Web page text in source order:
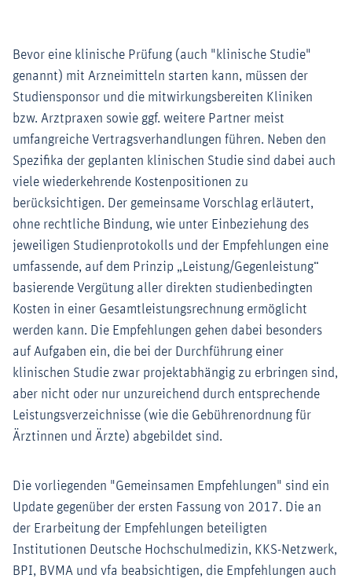
Bevor eine klinische Prüfung (auch "klinische Studie"
genannt) mit Arzneimitteln starten kann, müssen der
Studiensponsor und die mitwirkungsbereiten Kliniken
bzw. Arztpraxen sowie ggf. weitere Partner meist
umfangreiche Vertragsverhandlungen führen. Neben den
Spezifika der geplanten klinischen Studie sind dabei auch
viele wiederkehrende Kostenpositionen zu
berücksichtigen. Der gemeinsame Vorschlag erläutert,
ohne rechtliche Bindung, wie unter Einbeziehung des
jeweiligen Studienprotokolls und der Empfehlungen eine
umfassende, auf dem Prinzip „Leistung/Gegenleistung“
basierende Vergütung aller direkten studienbedingten
Kosten in einer Gesamtleistungsrechnung ermöglicht
werden kann. Die Empfehlungen gehen dabei besonders
auf Aufgaben ein, die bei der Durchführung einer
klinischen Studie zwar projektabhängig zu erbringen sind,
aber nicht oder nur unzureichend durch entsprechende
Leistungsverzeichnisse (wie die Gebührenordnung für
Ärztinnen und Ärzte) abgebildet sind.
Die vorliegenden "Gemeinsamen Empfehlungen" sind ein
Update gegenüber der ersten Fassung von 2017. Die an
der Erarbeitung der Empfehlungen beteiligten
Institutionen Deutsche Hochschulmedizin, KKS-Netzwerk,
BPI, BVMA und vfa beabsichtigen, die Empfehlungen auch